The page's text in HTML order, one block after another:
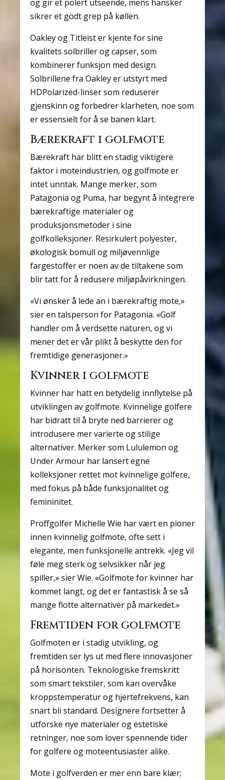
og gir et polert utseende, mens hansker
sikrer et godt grep på køllen.
Oakley og Titleist er kjente for sine
kvalitets solbriller og capser, som
kombinerer funksjon med design.
Solbrillene fra Oakley er utstyrt med
HDPolarized-linser som reduserer
gjenskinn og forbedrer klarheten, noe som
er essensielt for å se banen klart.
Bærekraft i golfmote
Bærekraft har blitt en stadig viktigere
faktor i moteindustrien, og golfmote er
intet unntak. Mange merker, som
Patagonia og Puma, har begynt å integrere
bærekraftige materialer og
produksjonsmetoder i sine
golfkolleksjoner. Resirkulert polyester,
økologisk bomull og miljøvennlige
fargestoffer er noen av de tiltakene som
blir tatt for å redusere miljøpåvirkningen.
«Vi ønsker å lede an i bærekraftig mote,»
sier en talsperson for Patagonia. «Golf
handler om å verdsette naturen, og vi
mener det er vår plikt å beskytte den for
fremtidige generasjoner.»
Kvinner i golfmote
Kvinner har hatt en betydelig innflytelse på
utviklingen av golfmote. Kvinnelige golfere
har bidratt til å bryte ned barrierer og
introdusere mer varierte og stilige
alternativer. Merker som Lululemon og
Under Armour har lansert egne
kolleksjoner rettet mot kvinnelige golfere,
med fokus på både funksjonalitet og
femininitet.
Proffgolfer Michelle Wie har vært en pioner
innen kvinnelig golfmote, ofte sett i
elegante, men funksjonelle antrekk. «Jeg vil
føle meg sterk og selvsikker når jeg
spiller,» sier Wie. «Golfmote for kvinner har
kommet langt, og det er fantastisk å se så
mange flotte alternativer på markedet.»
Fremtiden for golfmote
Golfmoten er i stadig utvikling, og
fremtiden ser lys ut med flere innovasjoner
på horisonten. Teknologiske fremskritt
som smart tekstiler, som kan overvåke
kroppstemperatur og hjertefrekvens, kan
snart bli standard. Designere fortsetter å
utforske nye materialer og estetiske
retninger, noe som lover spennende tider
for golfere og moteentusiaster alike.
Mote i golfverden er mer enn bare klær;